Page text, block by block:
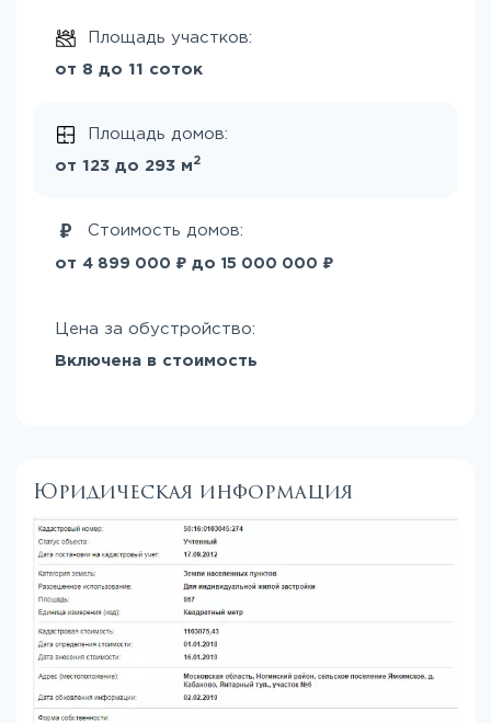
Площадь участков:
от 8 до 11 соток
Площадь домов:
от 123 до 293 м 2
Стоимость домов:
от 4 899 000 ₽ до 15 000 000 ₽
Цена за обустройство:
Включена в стоимость
Юридическая информация